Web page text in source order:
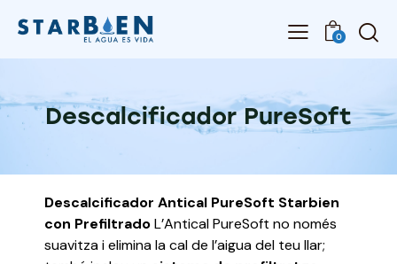
0
Descalcificador PureSoft
Descalcificador Antical PureSoft Starbien
con PrefiltradoL’Antical PureSoft no només
suavitza i elimina la cal de l’aigua del teu llar;